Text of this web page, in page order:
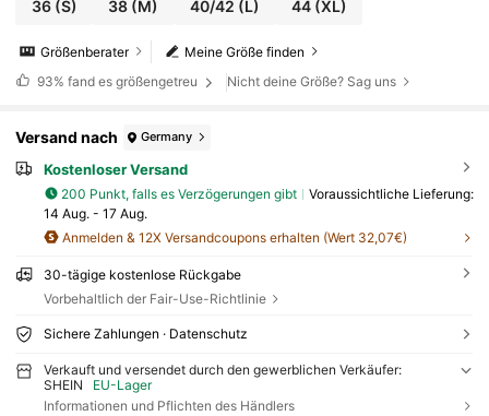
36(S) 38 (M) 40/42 (L) 44(XL)
Meine Größe finden
Größenberater
93% fand es größengetreu Nicht deine Größe? Sag uns
Versand nach Germany
Kostenloser Versand
200 Punkt, falls es Verzögerungen gibt
Voraussichtliche Lieferung:
14 Aug. - 17 Aug.
Anmelden & 12X Versandcoupons erhalten (Wert 32,07€)
30-tägige kostenlose Rückgabe
Vorbehaltlich der Fair-Use-Richtlinie
Sichere Zahlungen · Datenschutz
Verkauft und versendet durch den gewerblichen Verkäufer:
SHEIN
EU-Lager
Informationen und Pflichten des Händlers